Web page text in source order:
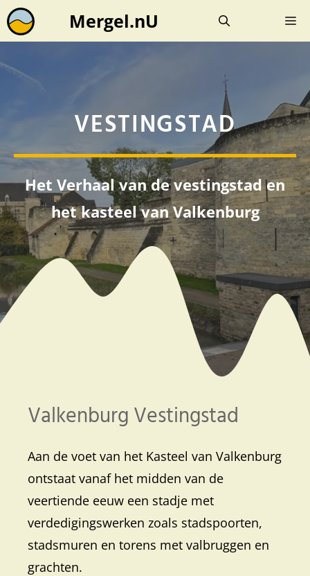
Ga
naar
inhoud
Mergel.nU
VESTINGSTAD
Het Verhaal van de vestingstad en
het kasteel van Valkenburg
Valkenburg Vestingstad
Aan de voet van het Kasteel van Valkenburg
ontstaat vanaf het midden van de
veertiende eeuw een stadje met
verdedigingswerken zoals stadspoorten,
stadsmuren en torens met valbruggen en
grachten.